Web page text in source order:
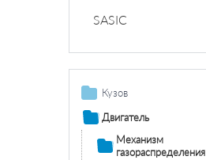
SASIC
Кузов
Дополнительная
комплектующие
Двигатель
Механизм
газораспределения